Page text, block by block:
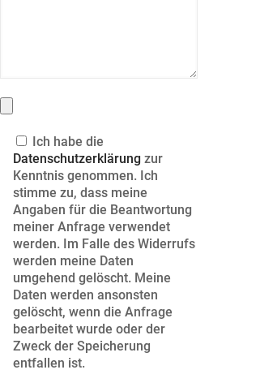
Ich habe die
Datenschutzerklärung zur
Kenntnis genommen. Ich
stimme zu, dass meine
Angaben für die Beantwortung
meiner Anfrage verwendet
werden. Im Falle des Widerrufs
werden meine Daten
umgehend gelöscht. Meine
Daten werden ansonsten
gelöscht, wenn die Anfrage
bearbeitet wurde oder der
Zweck der Speicherung
entfallen ist.